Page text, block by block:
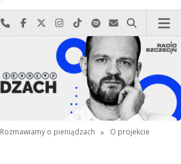
Najlepiej po prostu do nas zadzwoń
Odwiedź nas na Facebook-u
Odwiedź nas na X
Odwiedź nas na Instagram-ie
Odwiedź nas na TikTok-u
Szukaj nas na Spotify
Wyślij do nas
Szukaj
Rozmawiamy o pieniądzach » O projekcie